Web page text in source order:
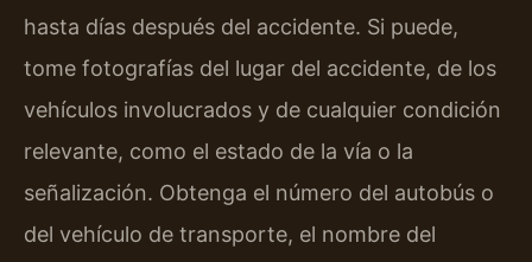
hasta días después del accidente. Si puede,
tome fotografías del lugar del accidente, de los
vehículos involucrados y de cualquier condición
relevante, como el estado de la vía o la
señalización. Obtenga el número del autobús o
del vehículo de transporte, el nombre del